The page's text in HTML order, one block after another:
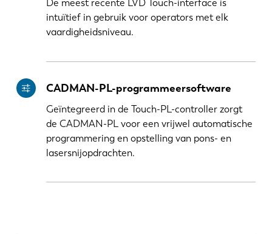
De meest recente LVD Touch-interface is
intuïtief in gebruik voor operators met elk
vaardigheidsniveau.
CADMAN-PL-programmeersoftware
Geïntegreerd in de Touch-PL-controller zorgt
de CADMAN-PL voor een vrijwel automatische
programmering en opstelling van pons- en
lasersnijopdrachten.